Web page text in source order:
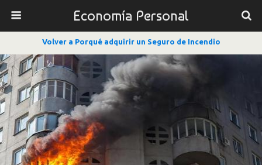
Economía Personal
Volver a Porqué adquirir un Seguro de Incendio